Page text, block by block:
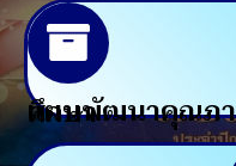
แผนพัฒนาคุณภาพการศึกษาของสถานศึกษา